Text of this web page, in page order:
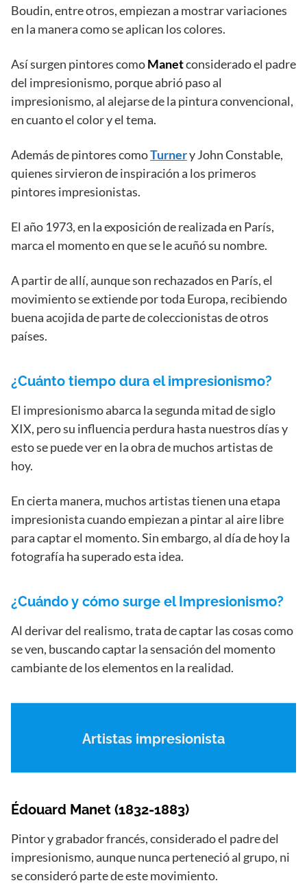
Boudin, entre otros, empiezan a mostrar variaciones
en la manera como se aplican los colores.
Así surgen pintores comoManetconsiderado el padre
del impresionismo, porque abrió paso al
impresionismo, al alejarse de la pintura convencional,
en cuanto el color y el tema.
Además de pintores comoTurnery John Constable,
quienes sirvieron de inspiración a los primeros
pintores impresionistas.
El año 1973, en la exposición de realizada en París,
marca el momento en que se le acuñó su nombre.
A partir de allí, aunque son rechazados en París, el
movimiento se extiende por toda Europa, recibiendo
buena acojida de parte de coleccionistas de otros
países.
¿Cuánto tiempo dura el impresionismo?
El impresionismo abarca la segunda mitad de siglo
XIX, pero su influencia perdura hasta nuestros días y
esto se puede ver en la obra de muchos artistas de
hoy.
En cierta manera, muchos artistas tienen una etapa
impresionista cuando empiezan a pintar al aire libre
para captar el momento. Sin embargo, al día de hoy la
fotografía ha superado esta idea.
¿Cuándo y cómo surge el Impresionismo?
Al derivar del realismo, trata de captar las cosas como
se ven, buscando captar la sensación del momento
cambiante de los elementos en la realidad.
Artistas impresionista
Édouard Manet (1832-1883)
Pintor y grabador francés, considerado el padre del
impresionismo, aunque nunca perteneció al grupo, ni
se consideró parte de este movimiento.